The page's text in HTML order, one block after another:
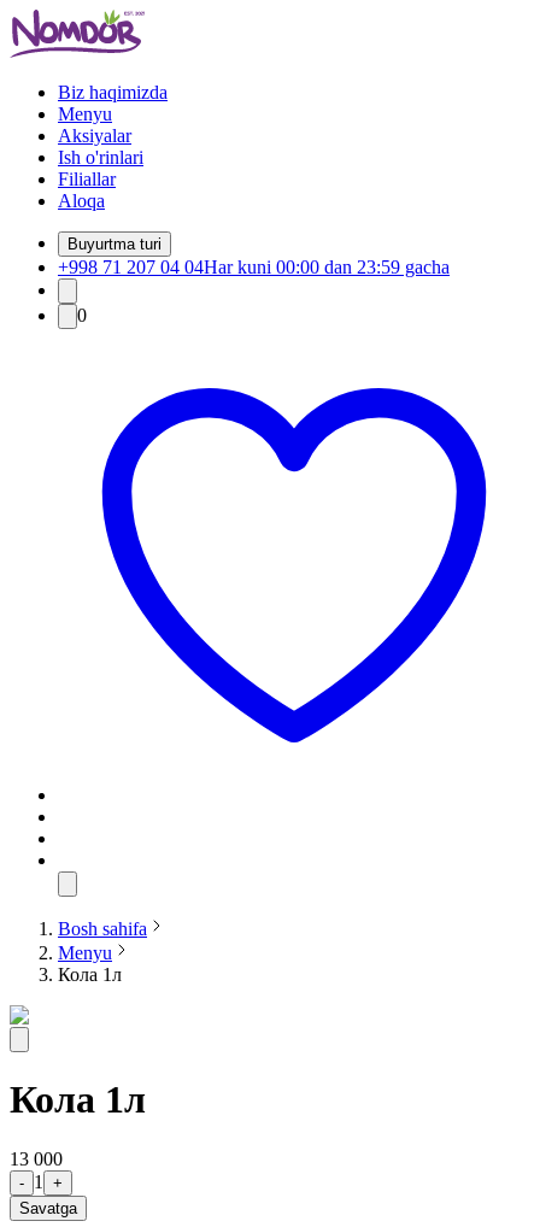
Biz haqimizda
Menyu
Aksiyalar
Ish o'rinlari
Filiallar
Aloqa
Buyurtma turi
+998 71 207 04 04Har kuni 00:00 dan 23:59 gacha
0
Bosh sahifa
Menyu
Кола 1л
Кола 1л
13 000
- 1
+
Savatga